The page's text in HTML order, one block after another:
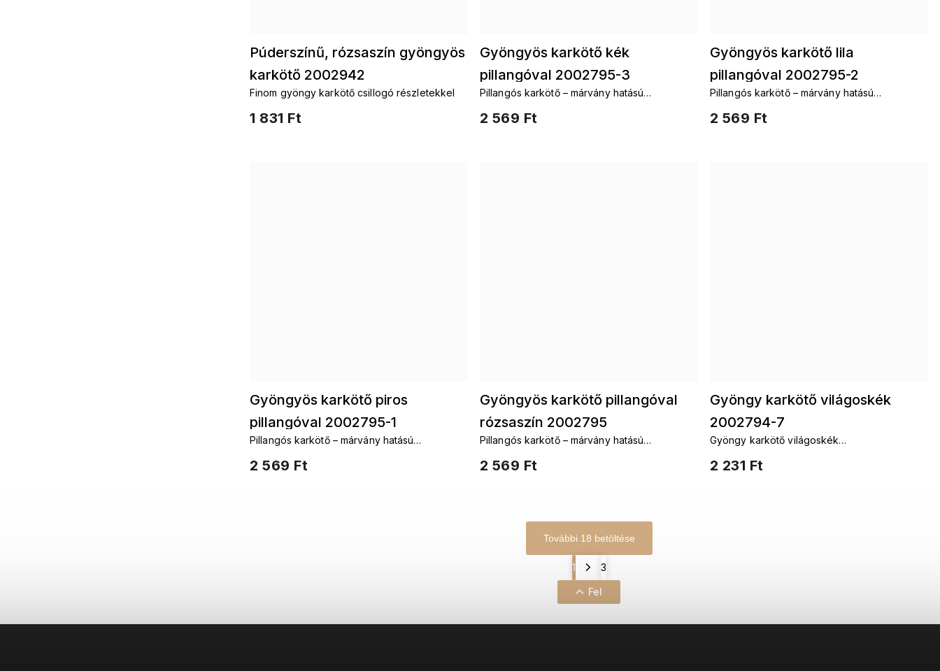
Púderszínű, rózsaszín gyöngyös
karkötő 2002942
1 831 Ft
Finom gyöngy karkötő csillogó részletekkel
Gyöngyös karkötő kék
pillangóval 2002795-3
2 569 Ft
Pillangós karkötő – márvány hatású
Gyöngyös karkötő lila
pillangóval 2002795-2
2 569 Ft
Pillangós karkötő – márvány hatású
Gyöngyös karkötő piros
pillangóval 2002795-1
2 569 Ft
Pillangós karkötő – márvány hatású
Gyöngyös karkötő pillangóval
rózsaszín 2002795
2 569 Ft
Pillangós karkötő – márvány hatású
Gyöngy karkötő világoskék
2002794-7
2 231 Ft
Gyöngy karkötő világoskék
elemekkel
További 18 betöltése
1 3
Fel